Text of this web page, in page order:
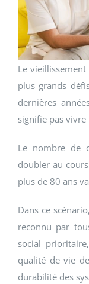
Le
plus grands
dernières
signifie pas
Le nombre de
doubler au
plus de 80 ans
Dans ce
reconnu par
social
qualité de vie
durabilité des